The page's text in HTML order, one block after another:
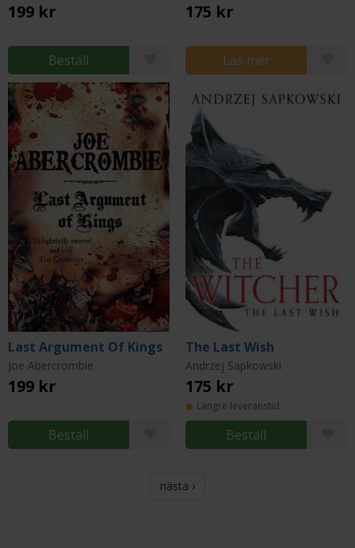
199 kr
Beställ
175 kr
Läs mer
Last Argument Of Kings
Joe Abercrombie
199 kr
Beställ
The Last Wish
Andrzej Sapkowski
175 kr
Längre leveranstid
Beställ
nästa ›